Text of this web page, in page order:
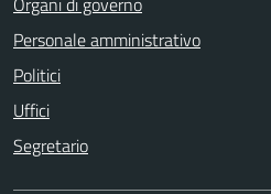
Personale amministrativo
Politici
Uffici
Segretario